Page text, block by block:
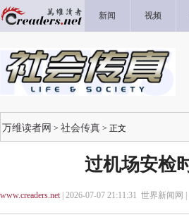
新闻 视频
万维读者网 > 社会传真 > 正文
过机场安检
www.creaders.net| 2026-07-07 21:11:31 世界新闻网 |